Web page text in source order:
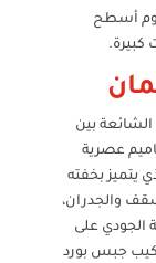
أسطح
كبيرة.
بين
عصرية
يتميز بخفته
والجدران،
الجودي على
جبس بورد